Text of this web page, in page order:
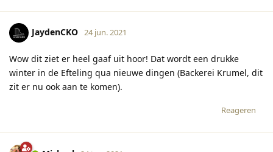
JaydenCKO 24 jun. 2021
Wow dit ziet er heel gaaf uit hoor! Dat wordt een drukke
winter in de Efteling qua nieuwe dingen (Backerei Krumel, dit
zit er nu ook aan te komen).
Reageren